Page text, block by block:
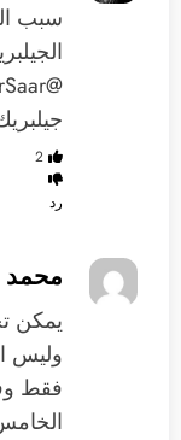
سبب
2
رد
محمد
يمكن
فقط